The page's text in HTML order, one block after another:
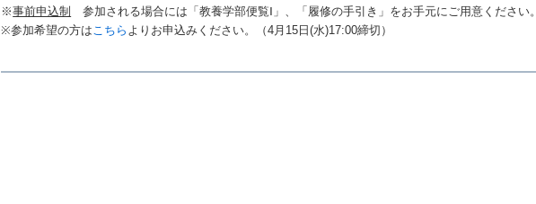
※事前申込制
参加される場合には「教養学部便覧Ⅰ」、「履修の手引き」をお手元にご用意ください。
※参加希望の方はこちら よりお申込みください。（4月15日(水)17:00締切）